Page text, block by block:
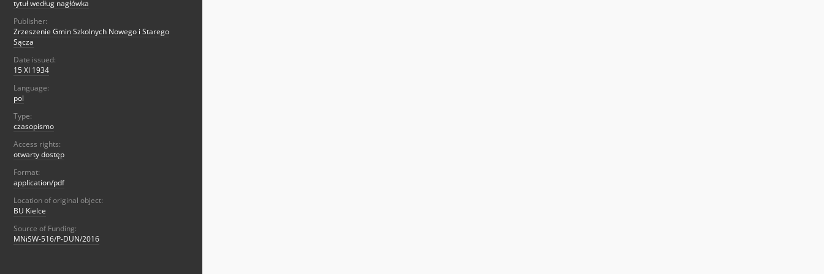
tytuł według nagłówka
Publisher:
Zrzeszenie Gmin Szkolnych Nowego i Starego
Sącza
Date issued:
15 XI 1934
Language:
pol
Type:
czasopismo
Access rights:
otwarty dostęp
Format:
application/pdf
Location of original object:
BU Kielce
Source of Funding:
MNiSW-516/P-DUN/2016